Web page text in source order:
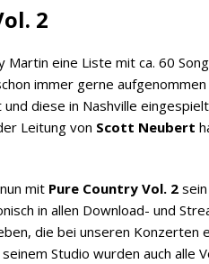
2
Martin eine Liste mit ca. 60
immer gerne
diese in Nashville
Leitung von Scott Neubert
mit Pure Country Vol. 2
in allen Download- und
die bei unseren Konzerten
seinem Studio wurden auch alle